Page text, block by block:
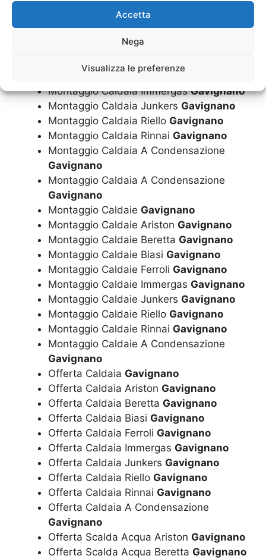
Accetta
Nega
Visualizza le preferenze
Montaggio CaldaiaGavignano
Montaggio Caldaia AristonGavignano
Montaggio Caldaia Beretta
Montaggio Caldaia Ferroli
Gavignano
Montaggio Caldaia ImmergasGavignano
Montaggio Caldaia Junkers Gavignano
Montaggio Caldaia Riello Gavignano
Montaggio Caldaia Rinnai Gavignano
Montaggio Caldaia A Condensazione
Gavignano
Montaggio Caldaia A Condensazione
Gavignano
Montaggio Caldaie Gavignano
Montaggio Caldaie Ariston Gavignano
Montaggio Caldaie Beretta Gavignano
Montaggio Caldaie Biasi Gavignano
Montaggio Caldaie Ferroli Gavignano
Montaggio Caldaie Immergas Gavignano
Montaggio Caldaie Junkers Gavignano
Montaggio Caldaie Riello Gavignano
Montaggio Caldaie Rinnai Gavignano
Montaggio Caldaie A Condensazione
Gavignano
Offerta Caldaia Gavignano
Offerta Caldaia Ariston Gavignano
Offerta Caldaia Beretta Gavignano
Offerta Caldaia Biasi Gavignano
Offerta Caldaia Ferroli Gavignano
Offerta Caldaia Immergas Gavignano
Offerta Caldaia Junkers Gavignano
Offerta Caldaia Riello Gavignano
Offerta Caldaia Rinnai Gavignano
Offerta Caldaia A Condensazione
Gavignano
Offerta Scalda Acqua Ariston Gavignano
Offerta Scalda Acqua Beretta Gavignano